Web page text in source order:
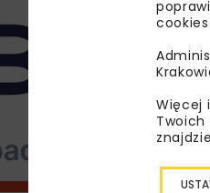
Więcej